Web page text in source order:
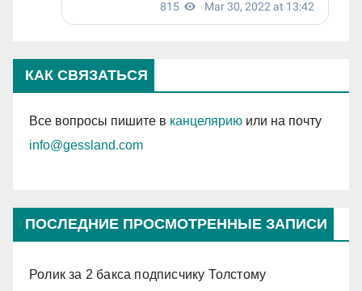
КАК СВЯЗАТЬСЯ
Все вопросы пишите в канцелярию или на почту
info@gessland.com
ПОСЛЕДНИЕ ПРОСМОТРЕННЫЕ ЗАПИСИ
Ролик за 2 бакса подписчику Толстому